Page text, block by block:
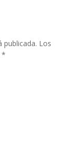
publicada. Los
*